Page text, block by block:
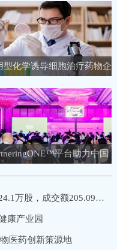
型化学诱导细胞治疗药物企
睿健医药完成B+轮融资
平台助力中国
市场！ 未名医药今日大宗交易平价成交24.1万股，成交额205.09万元
康产业园
医药创新策源地